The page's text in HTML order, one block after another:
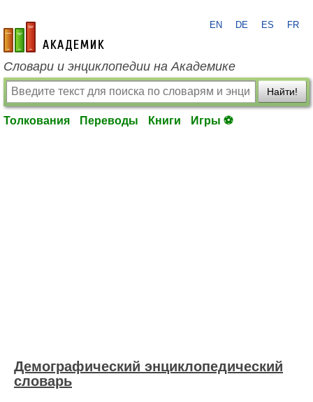
academic.ru
EN DE ES FR
Словари и энциклопедии на Академике
Найти!
Толкования Переводы Книги Игры ⚽
Демографический энциклопедический
словарь